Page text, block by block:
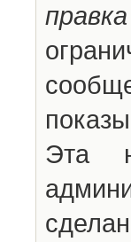
правка
Эта